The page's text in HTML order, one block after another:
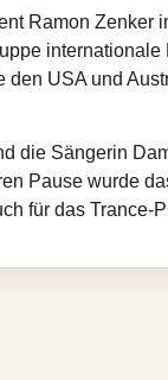
Ramon Zenker
USA und
die Sängerin
Pause wurde
für das